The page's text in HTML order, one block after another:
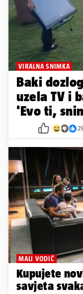
VIRALNA SNIMKA
Baki
uzela TV i
'Evo ti,
MALI VODIČ
Kupujete
savjeta